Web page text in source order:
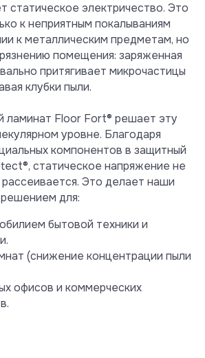
статическое электричество. Это
к неприятным покалываниям
к металлическим предметам, но
помещения: заряженная
притягивает микрочастицы
клубки пыли.
ламинат Floor Fort® решает эту
уровне. Благодаря
компонентов в защитный
статическое напряжение не
рассеивается. Это делает наши
для:
бытовой техники и
(снижение концентрации пыли
офисов и коммерческих